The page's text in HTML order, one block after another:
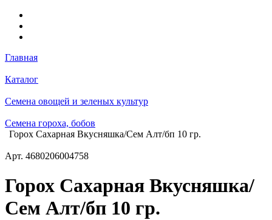
Главная
Каталог
Семена овощей и зеленых культур
Семена гороха, бобов
Горох Сахарная Вкусняшка/Сем Алт/бп 10 гр.
Арт. 4680206004758
Горох Сахарная Вкусняшка/
Сем Алт/бп 10 гр.